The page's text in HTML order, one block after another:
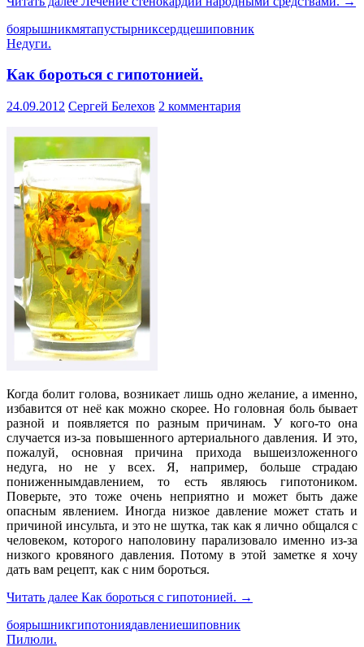
боярышникмятапустырниксердцешиповник
Недуги.
Как бороться с гипотонией.
24.09.2012 Сергей Белехов 2 комментария
Когда болит голова, возникает лишь одно желание, а именно,
избавится от неё как можно скорее. Но головная боль бывает
разной и появляется по разным причинам. У кого-то она
случается из-за повышенного артериального давления. И это,
пожалуй, основная причина прихода вышеизложенного
недуга, но не у всех. Я, например, больше страдаю
пониженнымдавлением, то есть являюсь гипотоником.
Поверьте, это тоже очень неприятно и может быть даже
опасным явлением. Иногда низкое давление может стать и
причиной инсульта, и это не шутка, так как я лично общался с
человеком, которого наполовину парализовало именно из-за
низкого кровяного давления. Потому в этой заметке я хочу
дать вам рецепт, как с ним бороться.
Читать далее Как бороться с гипотонией. →
боярышникгипотониядавлениешиповник
Пилюли.